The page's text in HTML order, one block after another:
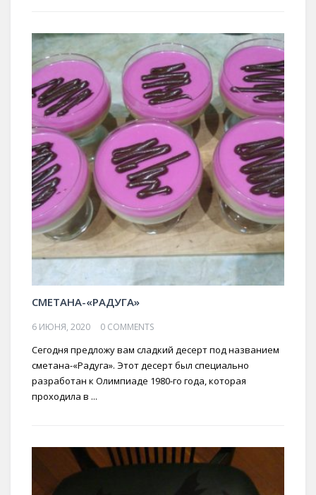
СМЕТАНА-«РАДУГА»
6 ИЮНЯ, 2020 0 COMMENTS
Сегодня предложу вам сладкий десерт под названием
сметана-«Радуга». Этот десерт был специально
разработан к Олимпиаде 1980-го года, которая
проходила в ...